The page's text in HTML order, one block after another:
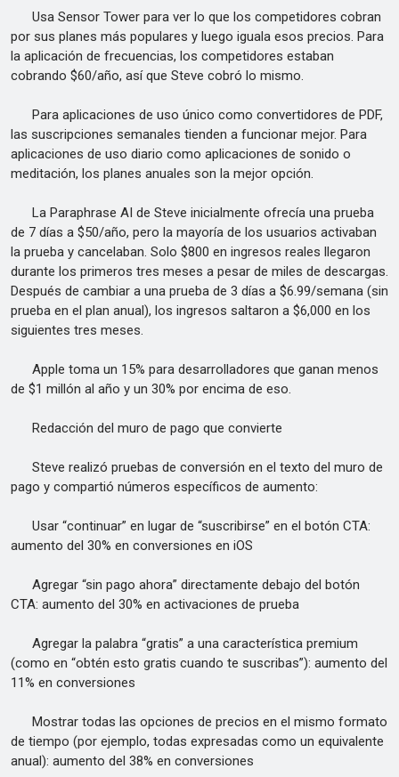
Usa Sensor Tower para ver lo que los competidores cobran
por sus planes más populares y luego iguala esos precios. Para
la aplicación de frecuencias, los competidores estaban
cobrando $60/año, así que Steve cobró lo mismo.
Para aplicaciones de uso único como convertidores de PDF,
las suscripciones semanales tienden a funcionar mejor. Para
aplicaciones de uso diario como aplicaciones de sonido o
meditación, los planes anuales son la mejor opción.
La Paraphrase AI de Steve inicialmente ofrecía una prueba
de 7 días a $50/año, pero la mayoría de los usuarios activaban
la prueba y cancelaban. Solo $800 en ingresos reales llegaron
durante los primeros tres meses a pesar de miles de descargas.
Después de cambiar a una prueba de 3 días a $6.99/semana (sin
prueba en el plan anual), los ingresos saltaron a $6,000 en los
siguientes tres meses.
Apple toma un 15% para desarrolladores que ganan menos
de $1 millón al año y un 30% por encima de eso.
Redacción del muro de pago que convierte
Steve realizó pruebas de conversión en el texto del muro de
pago y compartió números específicos de aumento:
Usar “continuar” en lugar de “suscribirse” en el botón CTA:
aumento del 30% en conversiones en iOS
Agregar “sin pago ahora” directamente debajo del botón
CTA: aumento del 30% en activaciones de prueba
Agregar la palabra “gratis” a una característica premium
(como en “obtén esto gratis cuando te suscribas”): aumento del
11% en conversiones
Mostrar todas las opciones de precios en el mismo formato
de tiempo (por ejemplo, todas expresadas como un equivalente
anual): aumento del 38% en conversiones